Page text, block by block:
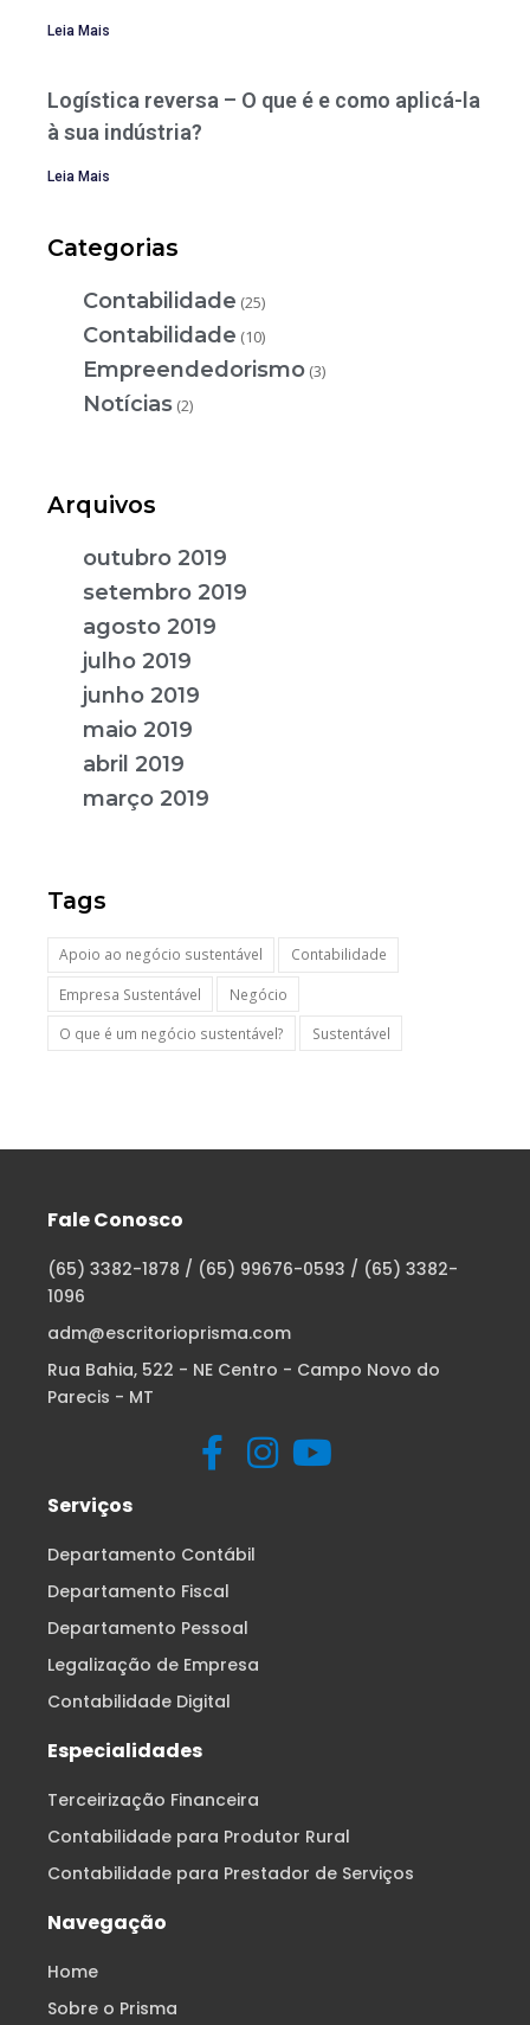
Leia Mais
Logística reversa – O que é e como aplicá-la
à sua indústria?
Leia Mais
Categorias
Contabilidade (25)
Contabilidade (10)
Empreendedorismo (3)
Notícias (2)
Arquivos
outubro 2019
setembro 2019
agosto 2019
julho 2019
junho 2019
maio 2019
abril 2019
março 2019
Tags
Apoio ao negócio sustentável
Contabilidade
Empresa Sustentável
Negócio
O que é um negócio sustentável?
Sustentável
Fale Conosco
(65) 3382-1878 / (65) 99676-0593 / (65) 3382-
1096
adm@escritorioprisma.com
Rua Bahia, 522 - NE Centro - Campo Novo do
Parecis - MT
Serviços
Departamento Contábil
Departamento Fiscal
Departamento Pessoal
Legalização de Empresa
Contabilidade Digital
Especialidades
Terceirização Financeira
Contabilidade para Produtor Rural
Contabilidade para Prestador de Serviços
Navegação
Home
Sobre o Prisma